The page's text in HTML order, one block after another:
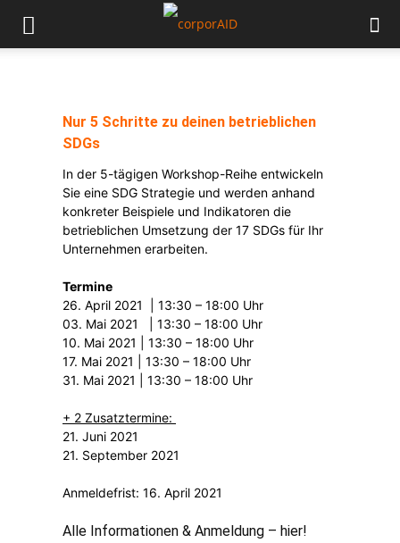
Nur 5 Schritte zu deinen betrieblichen
SDGs
In der 5-tägigen Workshop-Reihe entwickeln
Sie eine SDG Strategie und werden anhand
konkreter Beispiele und Indikatoren die
betrieblichen Umsetzung der 17 SDGs für Ihr
Unternehmen erarbeiten.
Termine
26. April 2021 | 13:30 – 18:00 Uhr
03. Mai 2021 | 13:30 – 18:00 Uhr
10. Mai 2021 | 13:30 – 18:00 Uhr
17. Mai 2021 | 13:30 – 18:00 Uhr
31. Mai 2021 | 13:30 – 18:00 Uhr
+ 2 Zusatztermine:
21. Juni 2021
21. September 2021
Anmeldefrist: 16. April 2021
Alle Informationen & Anmeldung – hier!